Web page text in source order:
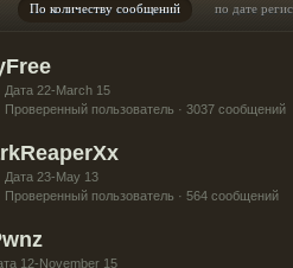
По количеству сообщений по дате
Дата 22-March 15
Проверенный пользователь · 3037 сообщений
Дата 23-May 13
Проверенный пользователь · 564 сообщений
12-November 15